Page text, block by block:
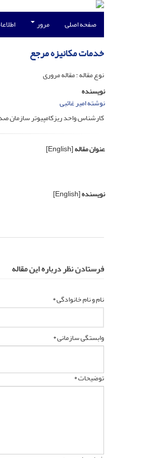
صفحه اصلی مرور
خدمات مکانیزه مرجع
نوع مقاله : مقاله مروری
نویسنده
نوشته امیر غائبی
کارشناس واحد ریزکامپیوتر سازمان
عنوان مقاله[English]
نویسنده[English]
فرستادن نظر درباره این مقاله
نام و نام خانوادگی *
وابستگی سازمانی *
توضیحات *